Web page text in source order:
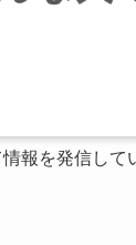
報を発信して